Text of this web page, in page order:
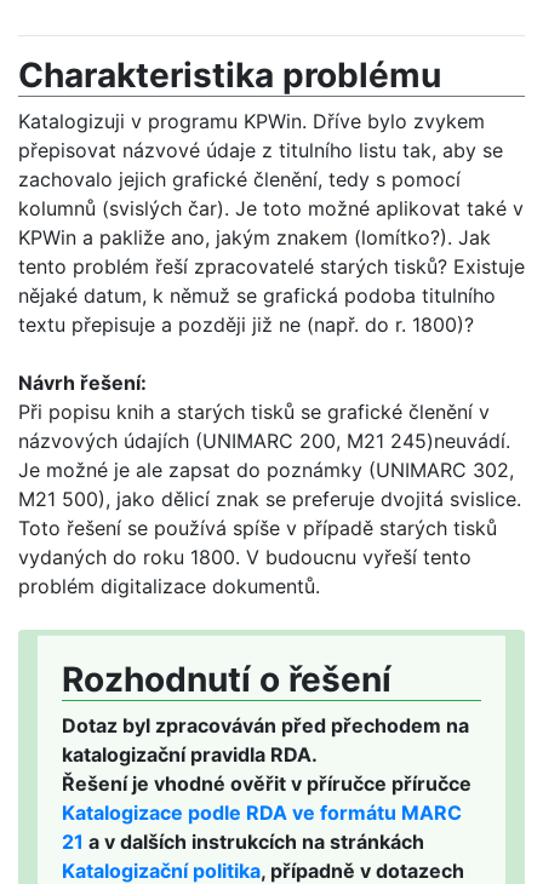
Charakteristika problému
Katalogizuji v programu KPWin. Dříve bylo zvykem
přepisovat názvové údaje z titulního listu tak, aby se
zachovalo jejich grafické členění, tedy s pomocí
kolumnů (svislých čar). Je toto možné aplikovat také v
KPWin a pakliže ano, jakým znakem (lomítko?). Jak
tento problém řeší zpracovatelé starých tisků? Existuje
nějaké datum, k němuž se grafická podoba titulního
textu přepisuje a později již ne (např. do r. 1800)?
Návrh řešení:
Při popisu knih a starých tisků se grafické členění v
názvových údajích (UNIMARC 200, M21 245)neuvádí.
Je možné je ale zapsat do poznámky (UNIMARC 302,
M21 500), jako dělicí znak se preferuje dvojitá svislice.
Toto řešení se používá spíše v případě starých tisků
vydaných do roku 1800. V budoucnu vyřeší tento
problém digitalizace dokumentů.
Rozhodnutí o řešení
Dotaz byl zpracováván před přechodem na
katalogizační pravidla RDA.
Řešení je vhodné ověřit v příručce příručce
Katalogizace podle RDA ve formátu MARC
21 a v dalších instrukcích na stránkách
Katalogizační politika, případně v dotazech